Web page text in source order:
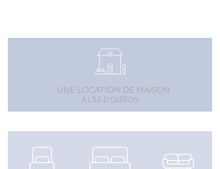
... UNE LOCATION DE MAISON
À L'ÎLE D'OLÉRON